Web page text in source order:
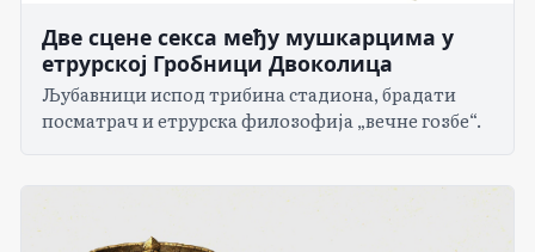
Две сцене секса међу мушкарцима у
етрурској Гробници Двоколица
Љубавници испод трибина стадиона, брадати
посматрач и етрурска филозофија „вечне гозбе“.